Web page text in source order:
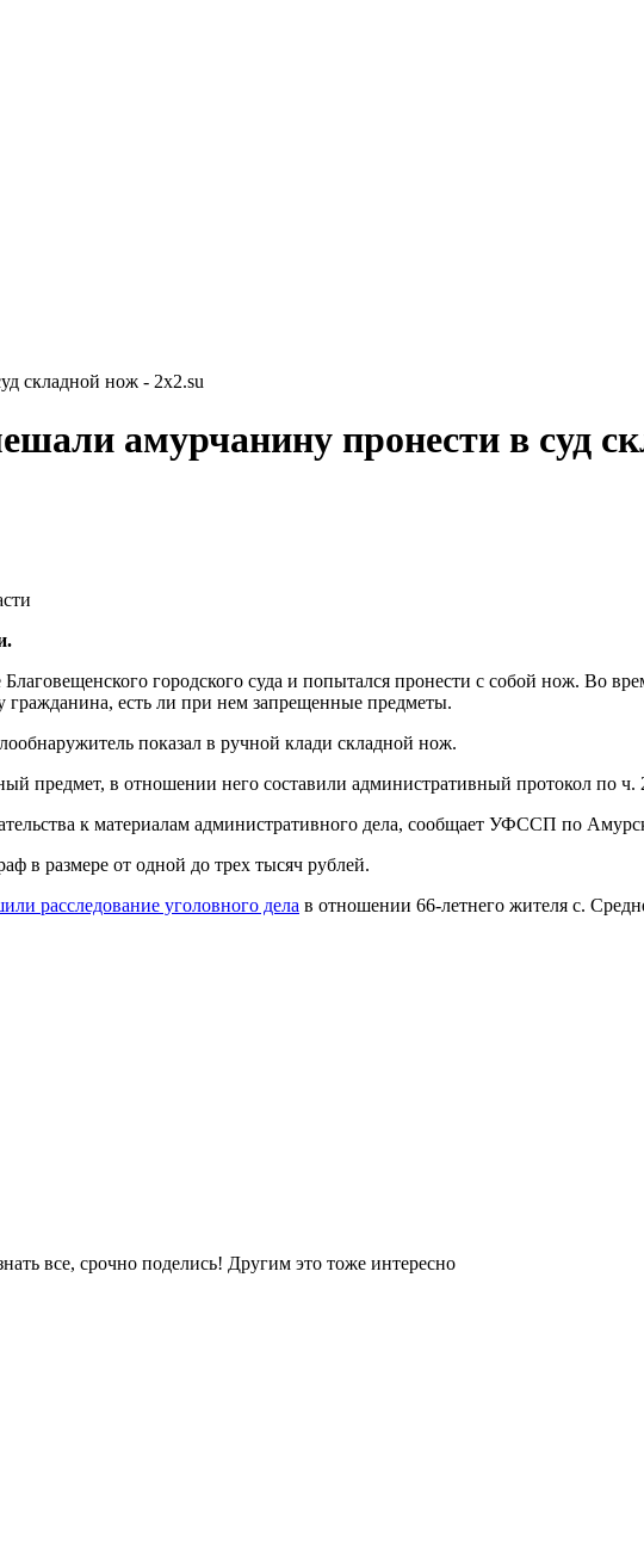
складной нож - 2x2.su
амурчанину пронести в суд
городского суда и попытался пронести с собой нож. Во
гражданина, есть ли при нем запрещенные предметы.
показал в ручной клади складной нож.
предмет, в отношении него составили административный протокол по
к материалам административного дела, сообщает УФССП по
в размере от одной до трех тысяч рублей.
расследование уголовного дела в отношении 66-летнего жителя с.
все, срочно поделись! Другим это тоже интересно